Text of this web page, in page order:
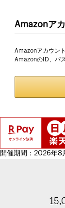
Amazonア
Amazonアカウン
AmazonのID、パ
開催期間：2026年